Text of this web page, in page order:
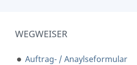
WEGWEISER
Auftrag- / Anaylseformular